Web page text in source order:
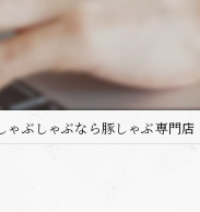
ゃぶしゃぶなら豚しゃぶ専門店